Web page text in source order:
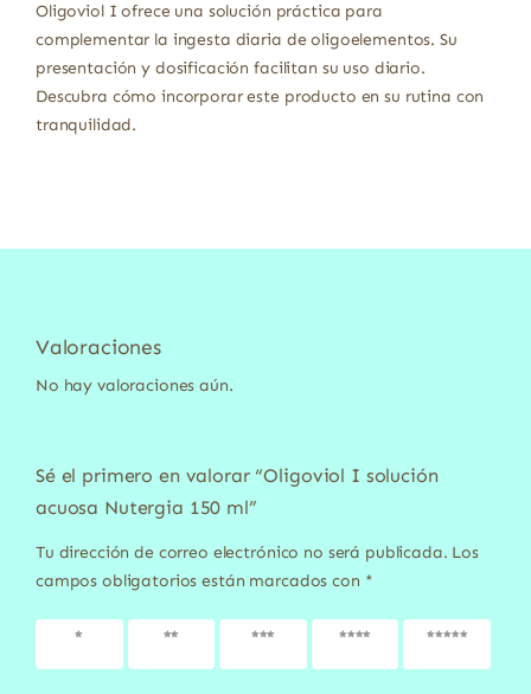
Oligoviol I ofrece una solución práctica para
complementar la ingesta diaria de oligoelementos. Su
presentación y dosificación facilitan su uso diario.
Descubra cómo incorporar este producto en su rutina con
tranquilidad.
Valoraciones
No hay valoraciones aún.
Sé el primero en valorar “Oligoviol I solución
acuosa Nutergia 150 ml”
Tu dirección de correo electrónico no será publicada. Los
campos obligatorios están marcados con *
1 de 5
2 de 5
3 de 5
4 de 5
5 de 5